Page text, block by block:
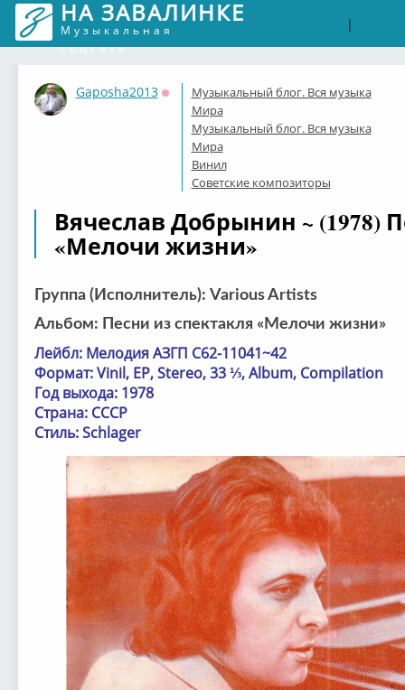
НА ЗАВАЛИНКЕ
Музыкальная
соцсеть
|
Gaposha2013
Оффлайн
Музыкальный блог. Вся музыка
Мира
Музыкальный блог. Вся музыка
Мира
Винил
Советские композиторы
Вячеслав Добрынин ~ (1978)
«Мелочи жизни»
Группа (Исполнитель): Various Artists
Альбом: Песни из спектакля «Мелочи жизни»
Лейбл: Мелодия АЗГП С62-11041~42
Формат: Vinil, EP, Stereo, 33 ⅓, Album, Compilation
Год выхода: 1978
Страна: СССР
Стиль: Schlager